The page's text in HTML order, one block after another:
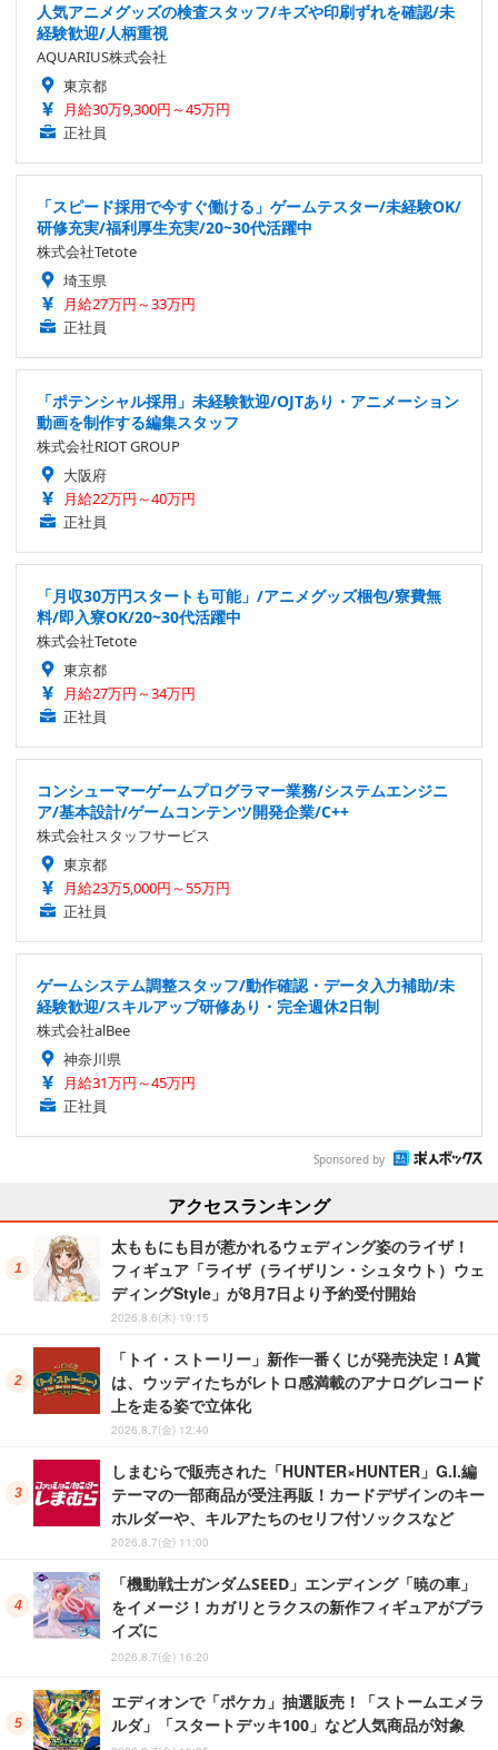
人気アニメグッズの検査スタッフ/キズや印刷ずれを確認/未
経験歓迎/人柄重視
AQUARIUS株式会社
東京都
月給30万9,300円～45万円
正社員
「スピード採用で今すぐ働ける」ゲームテスター/未経験OK/
研修充実/福利厚生充実/20~30代活躍中
株式会社Tetote
埼玉県
月給27万円～33万円
正社員
「ポテンシャル採用」未経験歓迎/OJTあり・アニメーション
動画を制作する編集スタッフ
株式会社RIOT GROUP
大阪府
月給22万円～40万円
正社員
「月収30万円スタートも可能」/アニメグッズ梱包/寮費無
料/即入寮OK/20~30代活躍中
株式会社Tetote
東京都
月給27万円～34万円
正社員
コンシューマーゲームプログラマー業務/システムエンジニ
ア/基本設計/ゲームコンテンツ開発企業/C++
株式会社スタッフサービス
東京都
月給23万5,000円～55万円
正社員
ゲームシステム調整スタッフ/動作確認・データ入力補助/未
経験歓迎/スキルアップ研修あり・完全週休2日制
株式会社alBee
神奈川県
月給31万円～45万円
正社員
Sponsored by
アクセスランキング
太ももにも目が惹かれるウェディング姿のライザ！
フィギュア「ライザ（ライザリン・シュタウト）ウェ
ディングStyle」が8月7日より予約受付開始
2026.8.6(木) 19:15
「トイ・ストーリー」新作一番くじが発売決定！A賞
は、ウッディたちがレトロ感満載のアナログレコード
上を走る姿で立体化
2026.8.7(金) 12:40
しまむらで販売された「HUNTER×HUNTER」G.I.編
テーマの一部商品が受注再販！カードデザインのキー
ホルダーや、キルアたちのセリフ付ソックスなど
2026.8.7(金) 11:00
「機動戦士ガンダムSEED」エンディング「暁の車」
をイメージ！カガリとラクスの新作フィギュアがプラ
イズに
2026.8.7(金) 16:20
エディオンで「ポケカ」抽選販売！「ストームエメラ
ルダ」「スタートデッキ100」など人気商品が対象